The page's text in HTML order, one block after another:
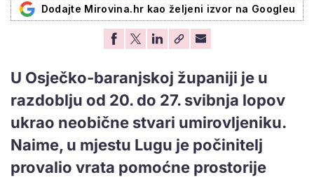
Dodajte Mirovina.hr kao željeni izvor na Googleu
U Osječko-baranjskoj županiji je u
razdoblju od 20. do 27. svibnja lopov
ukrao neobične stvari umirovljeniku.
Naime, u mjestu Lugu je počinitelj
provalio vrata pomoćne prostorije